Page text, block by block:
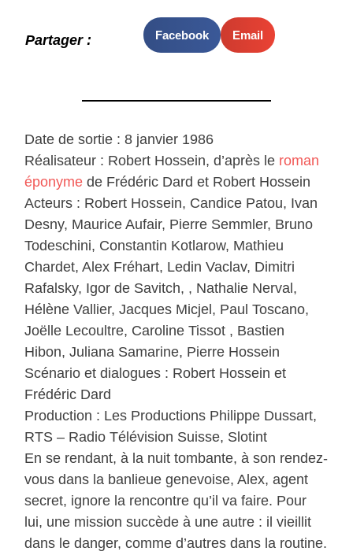
Partager : Facebook Email
Date de sortie : 8 janvier 1986
Réalisateur : Robert Hossein, d’après le roman
éponymede Frédéric Dard et Robert Hossein
Acteurs : Robert Hossein, Candice Patou, Ivan
Desny, Maurice Aufair, Pierre Semmler, Bruno
Todeschini, Constantin Kotlarow, Mathieu
Chardet, Alex Fréhart, Ledin Vaclav, Dimitri
Rafalsky, Igor de Savitch, , Nathalie Nerval,
Hélène Vallier, Jacques Micjel, Paul Toscano,
Joëlle Lecoultre, Caroline Tissot , Bastien
Hibon, Juliana Samarine, Pierre Hossein
Scénario et dialogues : Robert Hossein et
Frédéric Dard
Production : Les Productions Philippe Dussart,
RTS – Radio Télévision Suisse, Slotint
En se rendant, à la nuit tombante, à son rendez-
vous dans la banlieue genevoise, Alex, agent
secret, ignore la rencontre qu’il va faire. Pour
lui, une mission succède à une autre : il vieillit
dans le danger, comme d’autres dans la routine.